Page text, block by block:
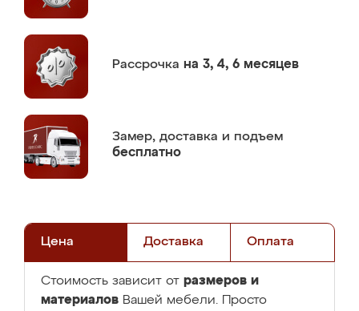
Рассрочка на 3, 4, 6 месяцев
Замер, доставка и подъем
бесплатно
Цена Доставка Оплата
Стоимость зависит от размеров и
материалов Вашей мебели. Просто